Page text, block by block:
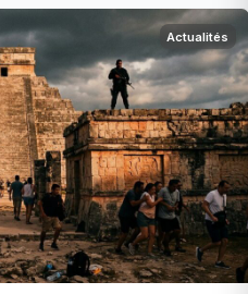
Actualités